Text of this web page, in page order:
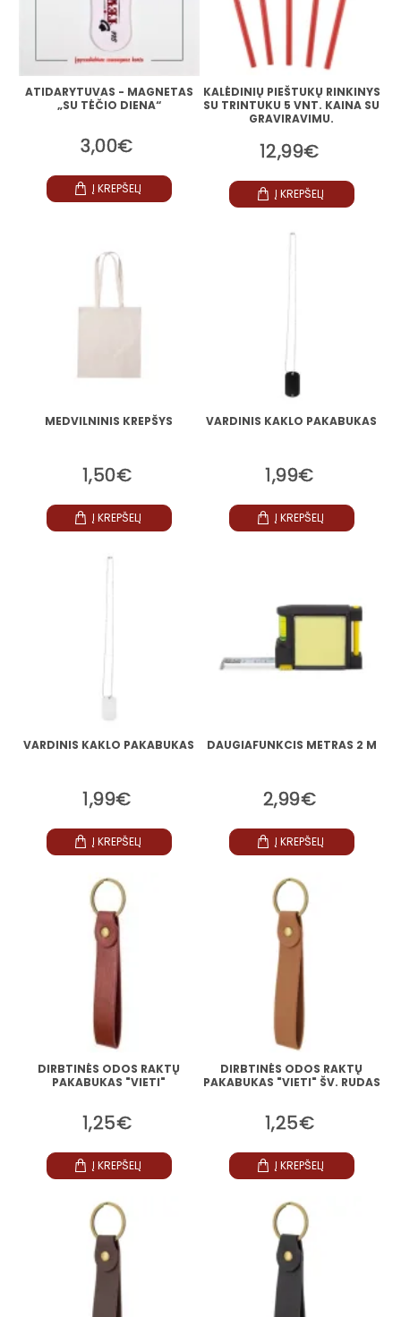
ATIDARYTUVAS - MAGNETAS
„SU TĖČIO DIENA“
3,00€
Į KREPŠELĮ
KALĖDINIŲ PIEŠTUKŲ RINKINYS
SU TRINTUKU 5 VNT. KAINA SU
GRAVIRAVIMU.
12,99€
Į KREPŠELĮ
MEDVILNINIS KREPŠYS
1,50€
Į KREPŠELĮ
VARDINIS KAKLO PAKABUKAS
1,99€
Į KREPŠELĮ
VARDINIS KAKLO PAKABUKAS
1,99€
Į KREPŠELĮ
DAUGIAFUNKCIS METRAS 2 M
2,99€
Į KREPŠELĮ
DIRBTINĖS ODOS RAKTŲ
PAKABUKAS "VIETI"
1,25€
Į KREPŠELĮ
DIRBTINĖS ODOS RAKTŲ
PAKABUKAS "VIETI" ŠV. RUDAS
1,25€
Į KREPŠELĮ